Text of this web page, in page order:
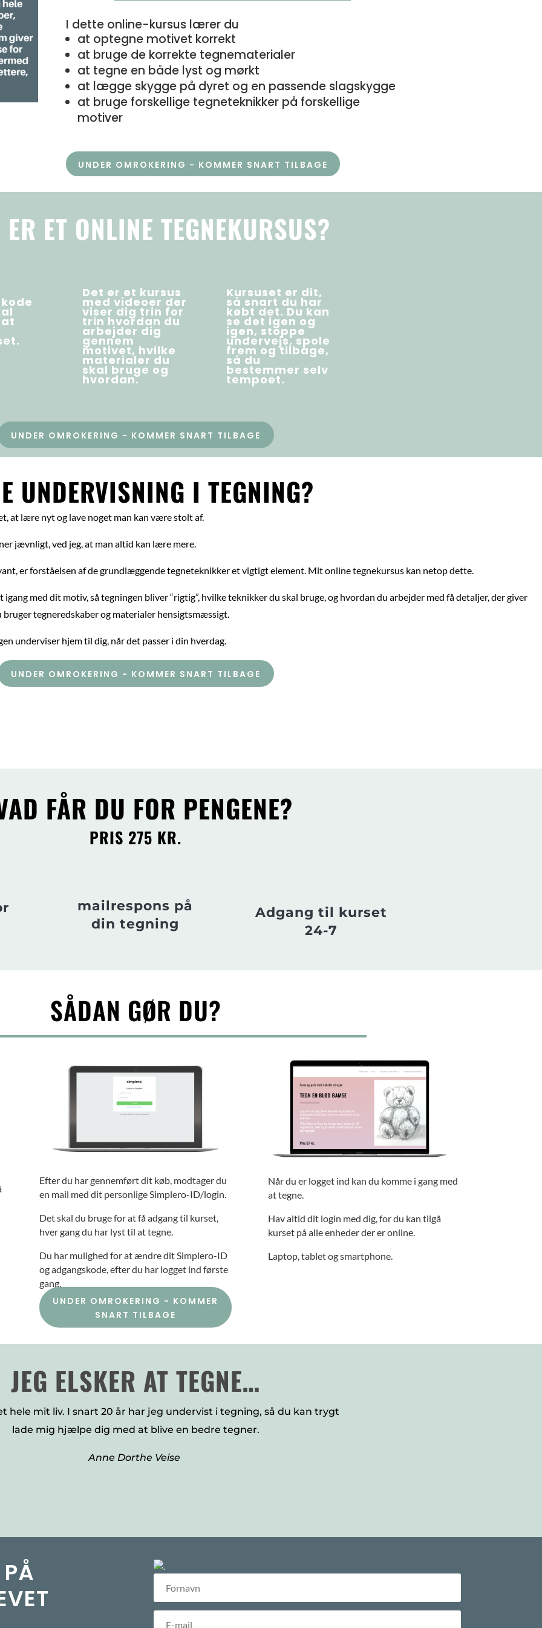
I dette online-kursus lærer du
at optegne motivet korrekt
at bruge de korrekte tegnematerialer
at tegne en både lyst og mørkt
at lægge skygge på dyret og en passende slagskygge
at bruge forskellige tegneteknikker på forskellige
motiver
UNDER OMROKERING - KOMMER SNART TILBAGE
ET ONLINE TEGNEKURSUS?
Det er et kursus
med videoer der
viser dig trin for
trin hvordan du
arbejder dig
gennem
motivet, hvilke
materialer du
skal bruge og
hvordan.
Kursuset er dit,
så snart du har
købt det. Du kan
se det igen og
igen, stoppe
undervejs, spole
frem og tilbage,
så du
bestemmer selv
tempoet.
UNDER OMROKERING - KOMMER SNART TILBAGE
UNDERVISNING I TEGNING?
at lære nyt og lave noget man kan være stolt af.
jævnligt, ved jeg, at man altid kan lære mere.
er forståelsen af de grundlæggende tegneteknikker et vigtigt element. Mit online tegnekursus kan netop dette.
med dit motiv, så tegningen bliver “rigtig”, hvilke teknikker du skal bruge, og hvordan du arbejder med få detaljer, der giver
bruger tegneredskaber og materialer hensigtsmæssigt.
underviser hjem til dig, når det passer i din hverdag.
UNDER OMROKERING - KOMMER SNART TILBAGE
FÅR DU FOR PENGENE?
PRIS 275 KR.
mailrespons på
din tegning
Adgang til kurset
24-7
SÅDAN GØR DU?
Efter du har gennemført dit køb, modtager du
en mail med dit personlige Simplero-ID/login.
Det skal du bruge for at få adgang til kurset,
hver gang du har lyst til at tegne.
Du har mulighed for at ændre dit Simplero-ID
og adgangskode, efter du har logget ind første
gang.
UNDER OMROKERING - KOMMER
SNART TILBAGE
Når du er logget ind kan du komme i gang med
at tegne.
Hav altid dit login med dig, for du kan tilgå
kurset på alle enheder der er online.
Laptop, tablet og smartphone.
JEG ELSKER AT TEGNE…
hele mit liv. I snart 20 år har jeg undervist i tegning, så du kan trygt
lade mig hjælpe dig med at blive en bedre tegner.
Anne Dorthe Veise